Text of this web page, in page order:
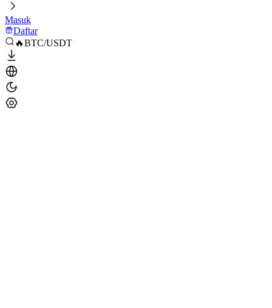
Masuk
Daftar
🔥BTC/USDT